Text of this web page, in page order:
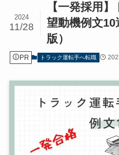
【一発採用
望動機例文
版）
2024
11/28
PR トラック運転手へ転職